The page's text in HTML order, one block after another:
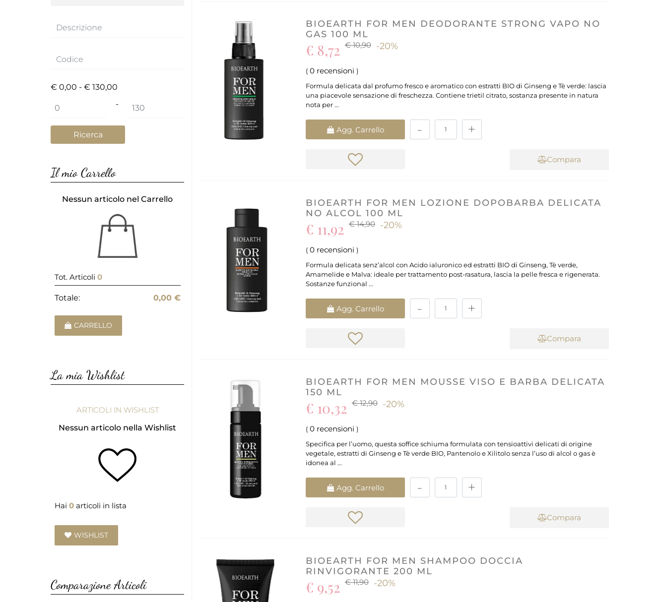
€ 0,00 - € 130,00
Prezzo minimo
- Prezzo massimo
Il mio Carrello
Nessun articolo nel Carrello
Tot. Articoli 0
Totale: 0,00 €
CARRELLO
La mia Wishlist
ARTICOLI IN WISHLIST
Nessun articolo nella Wishlist
Hai 0 articoli in lista
WISHLIST
Comparazione Articoli
BIOEARTH FOR MEN DEODORANTE STRONG VAPO NO
GAS 100 ML
€ 10,90 -20%
€ 8,72
( 0 recensioni )
Formula delicata dal profumo fresco e aromatico con estratti BIO di Ginseng e Tè verde: lascia
una piacevole sensazione di freschezza. Contiene trietil citrato, sostanza presente in natura
nota per ...
Agg. Carrello
Compara
BIOEARTH FOR MEN LOZIONE DOPOBARBA DELICATA
NO ALCOL 100 ML
€ 14,90 -20%
€ 11,92
( 0 recensioni )
Formula delicata senz’alcol con Acido ialuronico ed estratti BIO di Ginseng, Tè verde,
Amamelide e Malva: ideale per trattamento post-rasatura, lascia la pelle fresca e rigenerata.
Sostanze funzional ...
Agg. Carrello
Compara
BIOEARTH FOR MEN MOUSSE VISO E BARBA DELICATA
150 ML
€ 12,90 -20%
€ 10,32
( 0 recensioni )
Specifica per l’uomo, questa soffice schiuma formulata con tensioattivi delicati di origine
vegetale, estratti di Ginseng e Tè verde BIO, Pantenolo e Xilitolo senza l’uso di alcol o gas è
idonea al ...
Agg. Carrello
Compara
BIOEARTH FOR MEN SHAMPOO DOCCIA
RINVIGORANTE 200 ML
€ 11,90 -20%
€ 9,52